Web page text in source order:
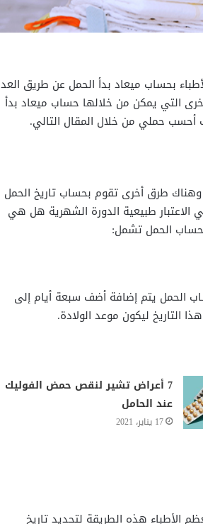
بحساب ميعاد بدأ الحمل عن طريق العد
التي يمكن من خلالها حساب ميعاد بدأ
أحسب حملي من خلال المقال التالي.
وهناك طرق أخرى تقوم بحساب تاريخ الحمل
الاعتبار طبيعية الدورة الشهرية هل هي
الحمل تشمل:
الحمل يتم إضافة أضف سبعة أيام إلى
التاريخ ليكون موعد الولادة.
7 أعراض تشير لنقص حمض الفوليك
عند الحامل
17 يناير، 2021
الأطباء هذه الطريقة لتحديد تاريخ